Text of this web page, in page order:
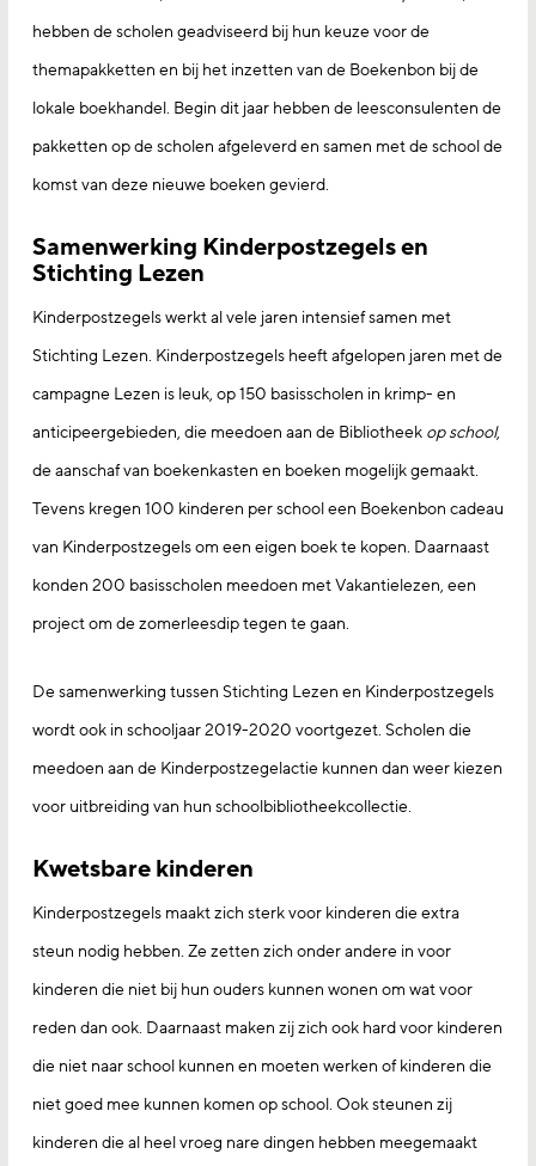
hebben de scholen geadviseerd bij hun keuze voor de
themapakketten en bij het inzetten van de Boekenbon bij de
lokale boekhandel. Begin dit jaar hebben de leesconsulenten de
pakketten op de scholen afgeleverd en samen met de school de
komst van deze nieuwe boeken gevierd.
Samenwerking Kinderpostzegels en
Stichting Lezen
Kinderpostzegels werkt al vele jaren intensief samen met
Stichting Lezen. Kinderpostzegels heeft afgelopen jaren met de
campagne Lezen is leuk, op 150 basisscholen in krimp- en
anticipeergebieden, die meedoen aan de Bibliotheek op school,
de aanschaf van boekenkasten en boeken mogelijk gemaakt.
Tevens kregen 100 kinderen per school een Boekenbon cadeau
van Kinderpostzegels om een eigen boek te kopen. Daarnaast
konden 200 basisscholen meedoen met Vakantielezen, een
project om de zomerleesdip tegen te gaan.
De samenwerking tussen Stichting Lezen en Kinderpostzegels
wordt ook in schooljaar 2019-2020 voortgezet. Scholen die
meedoen aan de Kinderpostzegelactie kunnen dan weer kiezen
voor uitbreiding van hun schoolbibliotheekcollectie.
Kwetsbare kinderen
Kinderpostzegels maakt zich sterk voor kinderen die extra
steun nodig hebben. Ze zetten zich onder andere in voor
kinderen die niet bij hun ouders kunnen wonen om wat voor
reden dan ook. Daarnaast maken zij zich ook hard voor kinderen
die niet naar school kunnen en moeten werken of kinderen die
niet goed mee kunnen komen op school. Ook steunen zij
kinderen die al heel vroeg nare dingen hebben meegemaakt